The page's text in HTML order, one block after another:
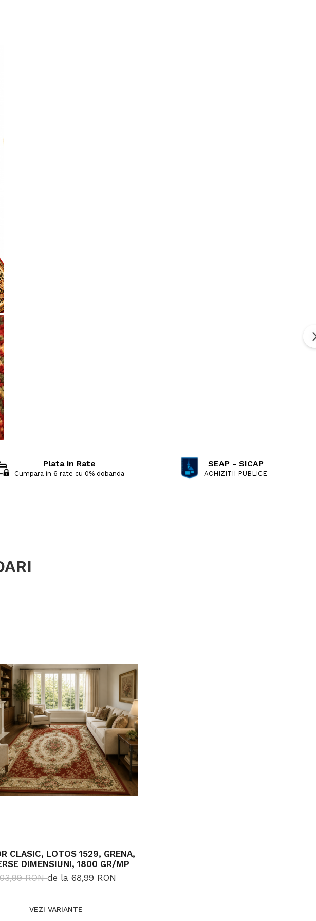
Plata in Rate
Cumpara in 6 rate cu 0% dobanda
SEAP - SICAP
ACHIZITII PUBLICE
CLASIC, LOTOS 1529, GRENA,
DIMENSIUNI, 1800 GR/MP
RONde la 68,99 RON
VEZI VARIANTE